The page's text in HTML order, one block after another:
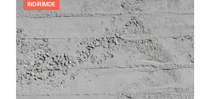
İNDIRIMDE